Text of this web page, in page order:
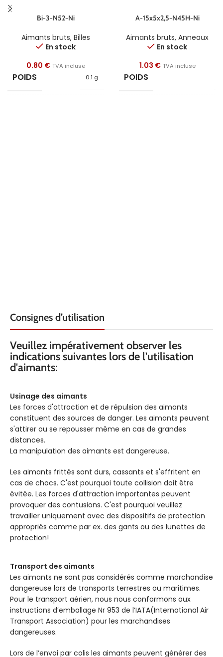
Bi-3-N52-Ni
Aimants bruts, Billes
En stock
0.80 € TVA incluse
POIDS 0.1 g
A-15x5x2,5-N45H-Ni
Aimants bruts, Anneaux
En stock
1.03 € TVA incluse
POIDS
Consignes d’utilisation
Veuillez impérativement observer les
indications suivantes lors de l'utilisation
d'aimants:
Usinage des aimants
Les forces d'attraction et de répulsion des aimants
constituent des sources de danger. Les aimants peuvent
s'attirer ou se repousser même en cas de grandes
distances.
La manipulation des aimants est dangereuse.
Les aimants frittés sont durs, cassants et s'effritent en
cas de chocs. C'est pourquoi toute collision doit être
évitée. Les forces d'attraction importantes peuvent
provoquer des contusions. C'est pourquoi veuillez
travailler uniquement avec des dispositifs de protection
appropriés comme par ex. des gants ou des lunettes de
protection!
Transport des aimants
Les aimants ne sont pas considérés comme marchandise
dangereuse lors de transports terrestres ou maritimes.
Pour le transport aérien, nous nous conformons aux
instructions d’emballage Nr 953 de l’IATA(International Air
Transport Association) pour les marchandises
dangereuses.
Lors de l’envoi par colis les aimants peuvent générer des